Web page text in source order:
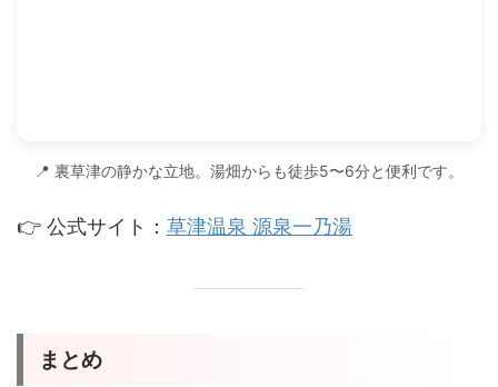
📍 裏草津の静かな立地。湯畑からも徒歩5〜6分と便利です。
👉 公式サイト： 草津温泉 源泉一乃湯
まとめ